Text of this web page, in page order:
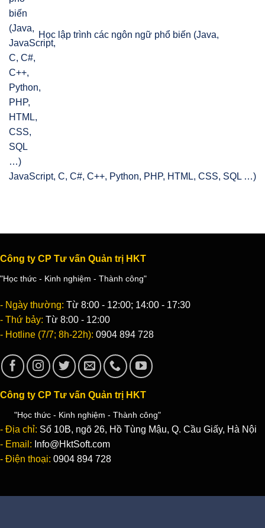
Học lập trình các ngôn ngữ phổ biến (Java,
JavaScript, C, C#, C++, Python, PHP, HTML, CSS, SQL …)
Công ty CP Tư vấn Quản trị HKT
"Học thức - Kinh nghiệm - Thành công"
- Ngày thường: Từ 8:00 - 12:00; 14:00 - 17:30
- Thứ bảy: Từ 8:00 - 12:00
- Hotline (7/7; 8h-22h): 0904 894 728
Công ty CP Tư vấn Quản trị HKT
"Học thức - Kinh nghiệm - Thành công"
- Địa chỉ: Số 10B, ngõ 26, Hồ Tùng Mậu, Q. Cầu Giấy, Hà Nội
- Email: Info@HktSoft.com
- Điện thoại: 0904 894 728